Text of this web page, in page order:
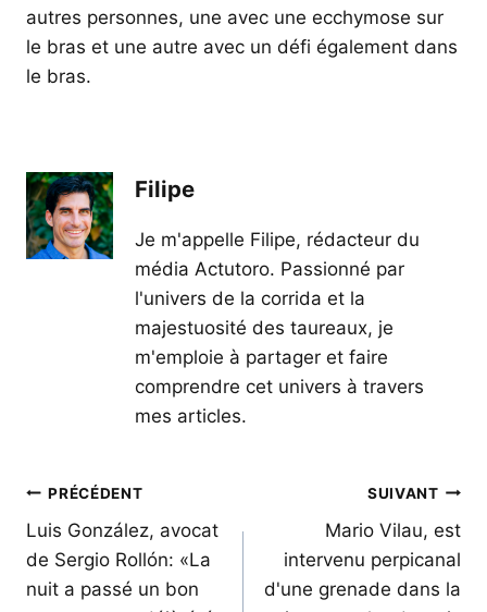
autres personnes, une avec une ecchymose sur
le bras et une autre avec un défi également dans
le bras.
Filipe
Je m'appelle Filipe, rédacteur du
média Actutoro. Passionné par
l'univers de la corrida et la
majestuosité des taureaux, je
m'emploie à partager et faire
comprendre cet univers à travers
mes articles.
Navigation
de
l’article
PRÉCÉDENT
Luis González, avocat
de Sergio Rollón: «La
nuit a passé un bon
SUIVANT
Mario Vilau, est
intervenu perpicanal
d'une grenade dans la